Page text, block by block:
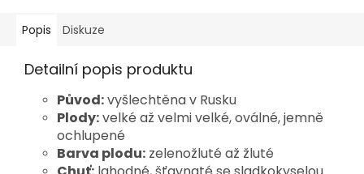
Popis Diskuze
Detailní popis produktu
Původ:vyšlechtěna v Rusku
Plody:velké až velmi velké, oválné, jemně
ochlupené
Barva plodu: zelenožluté až žluté